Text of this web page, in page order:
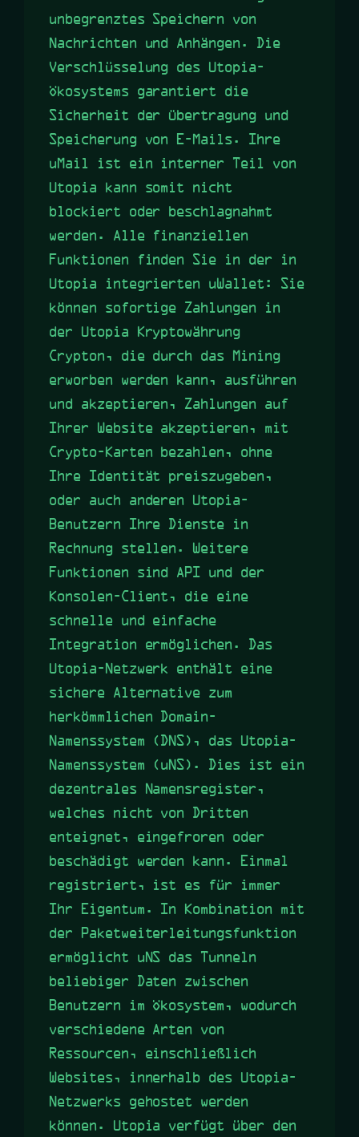
unbegrenztes Speichern von
Nachrichten und Anhängen. Die
Verschlüsselung des Utopia-
Ökosystems garantiert die
Sicherheit der Übertragung und
Speicherung von E-Mails. Ihre
uMail ist ein interner Teil von
Utopia kann somit nicht
blockiert oder beschlagnahmt
werden. Alle finanziellen
Funktionen finden Sie in der in
Utopia integrierten uWallet: Sie
können sofortige Zahlungen in
der Utopia Kryptowährung
Crypton, die durch das Mining
erworben werden kann, ausführen
und akzeptieren, Zahlungen auf
Ihrer Website akzeptieren, mit
Crypto-Karten bezahlen, ohne
Ihre Identität preiszugeben,
oder auch anderen Utopia-
Benutzern Ihre Dienste in
Rechnung stellen. Weitere
Funktionen sind API und der
Konsolen-Client, die eine
schnelle und einfache
Integration ermöglichen. Das
Utopia-Netzwerk enthält eine
sichere Alternative zum
herkömmlichen Domain-
Namenssystem (DNS), das Utopia-
Namenssystem (uNS). Dies ist ein
dezentrales Namensregister,
welches nicht von Dritten
enteignet, eingefroren oder
beschädigt werden kann. Einmal
registriert, ist es für immer
Ihr Eigentum. In Kombination mit
der Paketweiterleitungsfunktion
ermöglicht uNS das Tunneln
beliebiger Daten zwischen
Benutzern im Ökosystem, wodurch
verschiedene Arten von
Ressourcen, einschließlich
Websites, innerhalb des Utopia-
Netzwerks gehostet werden
können. Utopia verfügt über den